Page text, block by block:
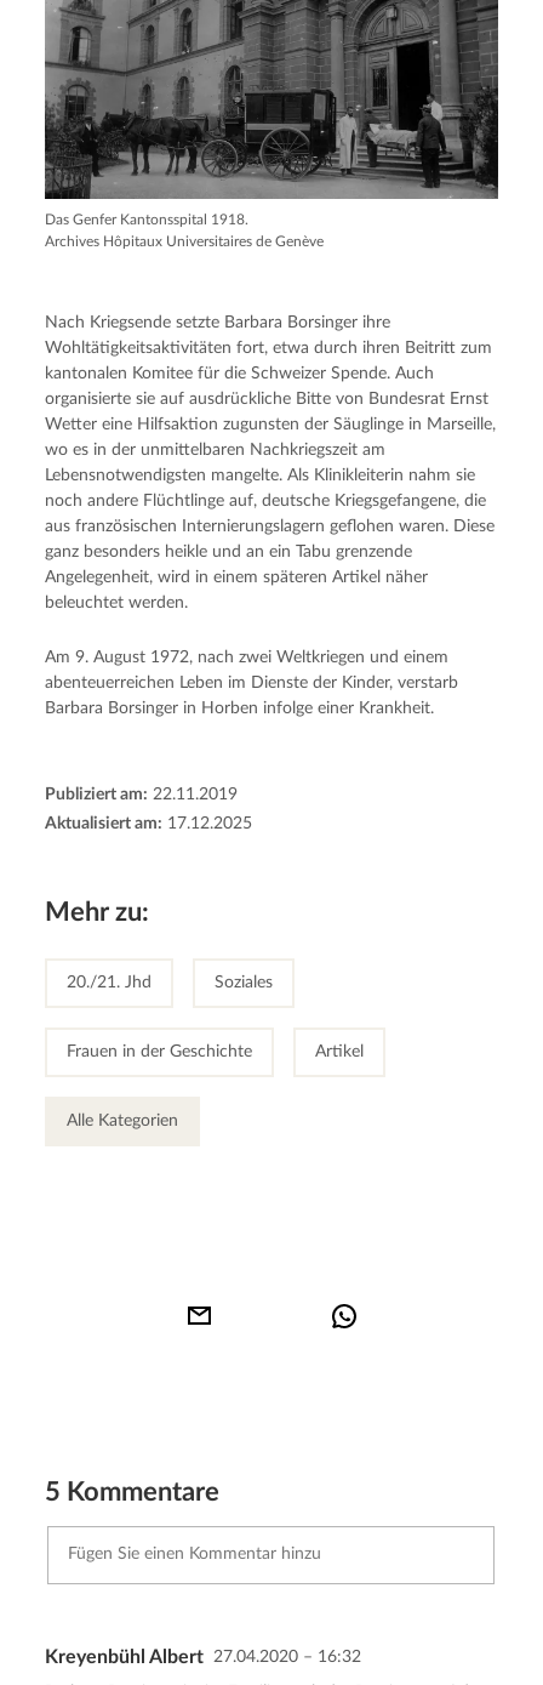
Das Genfer Kantonsspital 1918.
Archives Hôpitaux Universitaires de Genève
Nach Kriegsende setzte Barbara Borsinger ihre
Wohltätigkeitsaktivitäten fort, etwa durch ihren Beitritt zum
kantonalen Komitee für die Schweizer Spende. Auch
organisierte sie auf ausdrückliche Bitte von Bundesrat Ernst
Wetter eine Hilfsaktion zugunsten der Säuglinge in Marseille,
wo es in der unmittelbaren Nachkriegszeit am
Lebensnotwendigsten mangelte. Als Klinikleiterin nahm sie
noch andere Flüchtlinge auf, deutsche Kriegsgefangene, die
aus französischen Internierungslagern geflohen waren. Diese
ganz besonders heikle und an ein Tabu grenzende
Angelegenheit, wird in einem späteren Artikel näher
beleuchtet werden.
Am 9. August 1972, nach zwei Weltkriegen und einem
abenteuerreichen Leben im Dienste der Kinder, verstarb
Barbara Borsinger in Horben infolge einer Krankheit.
Publiziert am: 22.11.2019
Aktualisiert am: 17.12.2025
Mehr zu:
20./21. Jhd Soziales
Frauen in der Geschichte Artikel
Alle Kategorien
5 Kommentare
Kreyenbühl Albert 27.04.2020 – 16:32